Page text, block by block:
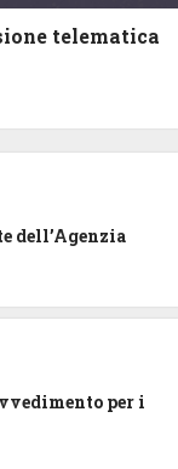
telematica
dell’Agenzia
per i